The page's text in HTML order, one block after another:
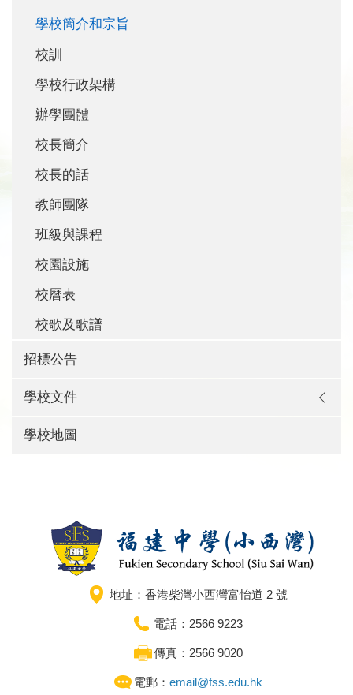
學校簡介和宗旨
校訓
學校行政架構
辦學團體
校長簡介
校長的話
教師團隊
班級與課程
校園設施
校曆表
校歌及歌譜
招標公告
學校文件
學校地圖
地址：香港柴灣小西灣富怡道 2 號
電話：2566 9223
傳真：2566 9020
電郵： email@fss.edu.hk